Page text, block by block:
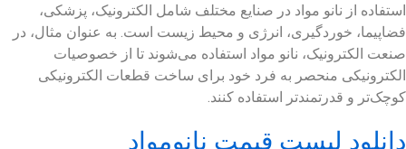
استفاده از نانو مواد در صنایع مختلف شامل الکترونیک، پزشکی،
فضاپیما، خوردگیری، انرژی و محیط زیست است. به عنوان مثال، در
صنعت الکترونیک، نانو مواد استفاده می‌شوند تا از خصوصیات
الکترونیکی منحصر به فرد خود برای ساخت قطعات الکترونیکی
کوچک‌تر و قدرتمندتر استفاده کنند.
دانلود لیست قیمت نانومواد